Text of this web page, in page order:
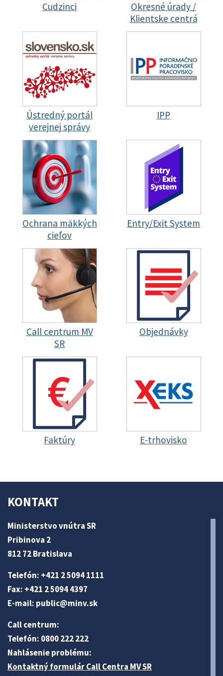
Cudzinci
Okresné úrady /
Klientske centrá
Ústredný portál
verejnej správy
IPP
Ochrana mäkkých
cieľov
Entry/Exit System
Call centrum MV
SR
Objednávky
Faktúry E-trhovisko
KONTAKT
Ministerstvo vnútra SR
Pribinova 2
812 72 Bratislava
Telefón: +421 2 5094 1111
Fax: +421 2 5094 4397
E-mail: public@minv.sk
Call centrum:
Telefón: 0800 222 222
Nahlásenie problému:
Kontaktný formulár Call Centra MV SR